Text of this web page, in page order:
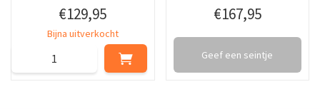
€129,95
Bijna uitverkocht
€167,95
Geef een seintje